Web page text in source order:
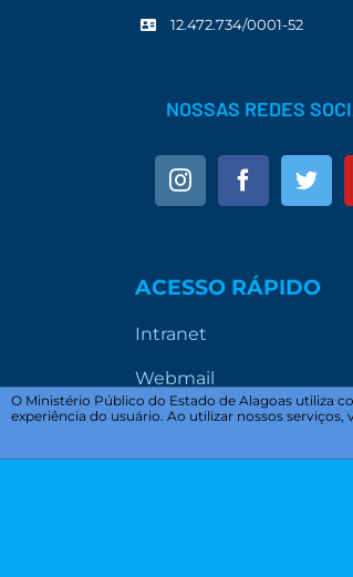
12.472.734/0001-52
NOSSAS REDES
ACESSO RÁPIDO
Intranet
Webmail
Sistemas
O Ministério Público do Estado de Alagoas utiliza
experiência do usuário. Ao utilizar nossos